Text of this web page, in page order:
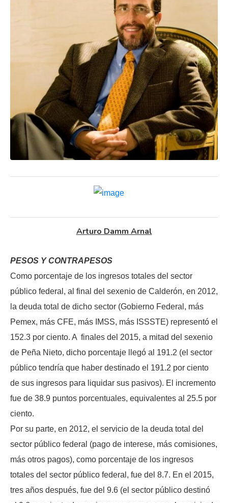
Arturo Damm Arnal
PESOS Y CONTRAPESOS
Como porcentaje de los ingresos totales del sector
público federal, al final del sexenio de Calderón, en 2012,
la deuda total de dicho sector (Gobierno Federal, más
Pemex, más CFE, más IMSS, más ISSSTE) representó el
152.3 por ciento. A finales del 2015, a mitad del sexenio
de Peña Nieto, dicho porcentaje llegó al 191.2 (el sector
público tendría que haber destinado el 191.2 por ciento
de sus ingresos para liquidar sus pasivos). El incremento
fue de 38.9 puntos porcentuales, equivalentes al 25.5 por
ciento.
Por su parte, en 2012, el servicio de la deuda total del
sector público federal (pago de interese, más comisiones,
más otros pagos), como porcentaje de los ingresos
totales del sector público federal, fue del 8.7. En el 2015,
tres años después, fue del 9.6 (el sector público destinó